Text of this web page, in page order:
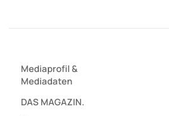
Mediaprofil&
Mediadaten
DAS MAGAZIN.